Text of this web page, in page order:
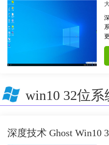
win10 32位系
深度技术 Ghost Win10